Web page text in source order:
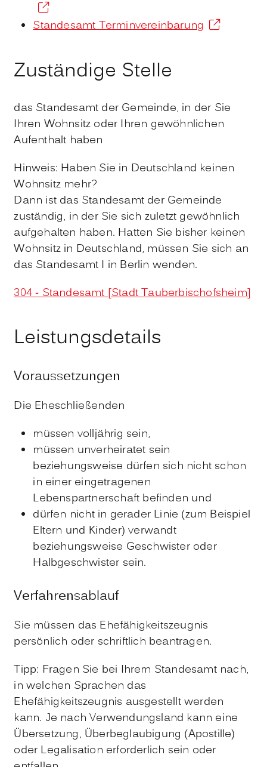
Standesamt Terminvereinbarung
Zuständige Stelle
das Standesamt der Gemeinde, in der Sie
Ihren Wohnsitz oder Ihren gewöhnlichen
Aufenthalt haben
Hinweis: Haben Sie in Deutschland keinen
Wohnsitz mehr?
Dann ist das Standesamt der Gemeinde
zuständig, in der Sie sich zuletzt gewöhnlich
aufgehalten haben. Hatten Sie bisher keinen
Wohnsitz in Deutschland, müssen Sie sich an
das Standesamt I in Berlin wenden.
304 - Standesamt [Stadt Tauberbischofsheim]
Leistungsdetails
Voraussetzungen
Die Eheschließenden
müssen volljährig sein,
müssen unverheiratet sein
beziehungsweise dürfen sich nicht schon
in einer eingetragenen
Lebenspartnerschaft befinden und
dürfen nicht in gerader Linie (zum Beispiel
Eltern und Kinder) verwandt
beziehungsweise Geschwister oder
Halbgeschwister sein.
Verfahrensablauf
Sie müssen das Ehefähigkeitszeugnis
persönlich oder schriftlich beantragen.
Tipp: Fragen Sie bei Ihrem Standesamt nach,
in welchen Sprachen das
Ehefähigkeitszeugnis ausgestellt werden
kann. Je nach Verwendungsland kann eine
Übersetzung, Überbeglaubigung (Apostille)
oder Legalisation erforderlich sein oder